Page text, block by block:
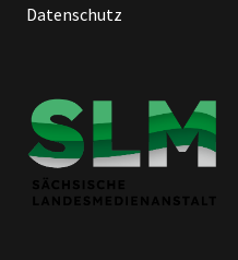
Datenschutz